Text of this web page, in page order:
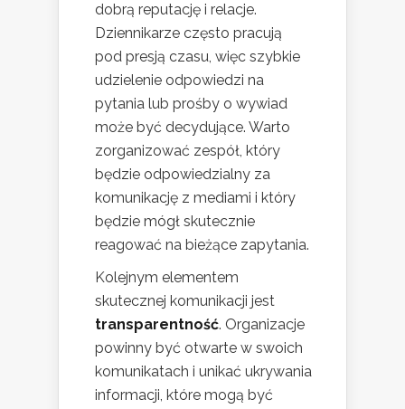
dobrą reputację i relacje.
Dziennikarze często pracują
pod presją czasu, więc szybkie
udzielenie odpowiedzi na
pytania lub prośby o wywiad
może być decydujące. Warto
zorganizować zespół, który
będzie odpowiedzialny za
komunikację z mediami i który
będzie mógł skutecznie
reagować na bieżące zapytania.
Kolejnym elementem
skutecznej komunikacji jest
transparentność. Organizacje
powinny być otwarte w swoich
komunikatach i unikać ukrywania
informacji, które mogą być